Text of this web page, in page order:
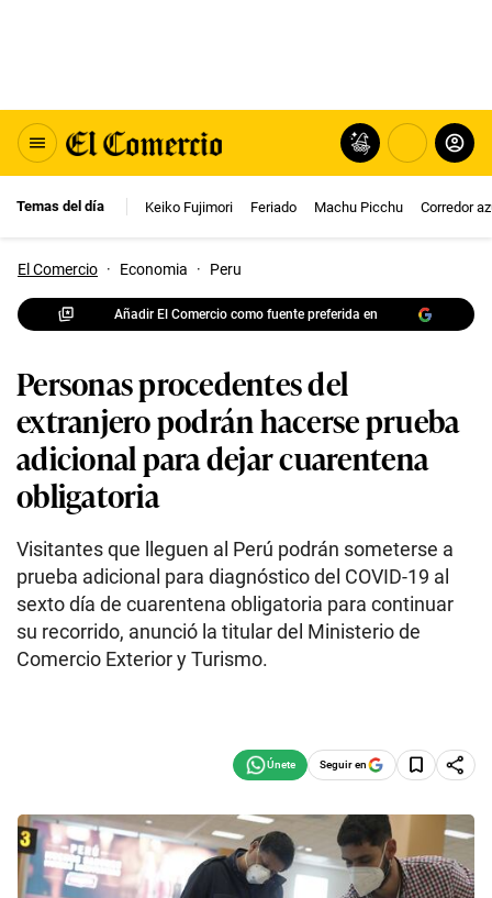
Temas del día Keiko Fujimori Feriado Machu Picchu Corredor
El Comercio · Economia · Peru
Añadir El Comercio como fuente preferida en
Personas procedentes del
extranjero podrán hacerse prueba
adicional para dejar cuarentena
obligatoria
Visitantes que lleguen al Perú podrán someterse a
prueba adicional para diagnóstico del COVID-19 al
sexto día de cuarentena obligatoria para continuar
su recorrido, anunció la titular del Ministerio de
Comercio Exterior y Turismo.
Seguir en